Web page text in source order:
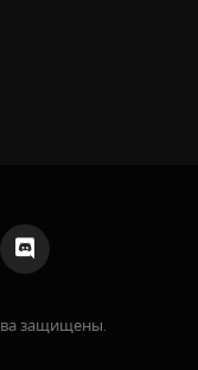
Discord
защищены.